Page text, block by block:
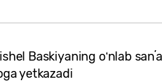
Baskiyaning oʻnlab
yetkazadi